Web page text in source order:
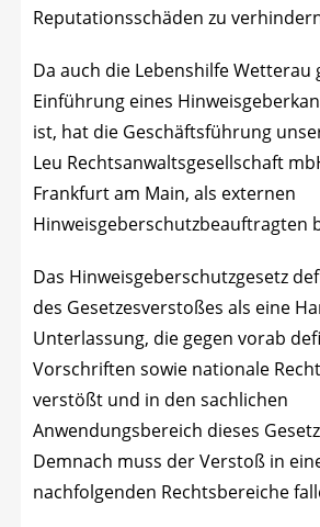
Repu­ta­ti­ons­schä­den zu
Da auch die Lebens­hil­fe Wet­ter­au
Ein­füh­rung eines
ist, hat die Geschäfts­füh­rung
Leu Rechts­an­walts­ge­sell­schaft
Frank­furt am Main, als exter­nen
Hin­weis­ge­ber­schutz­be­auf­trag­ten
Das Hin­weis­ge­ber­schutz­ge­setz
des Geset­zes­ver­sto­ßes als eine
Unter­las­sung, die gegen vor­ab
Vor­schrif­ten sowie natio­na­le
ver­stößt und in den sach­li­chen
Anwen­dungs­be­reich die­ses
Dem­nach muss der Ver­stoß in
nach­fol­gen­den Rechts­be­rei­che